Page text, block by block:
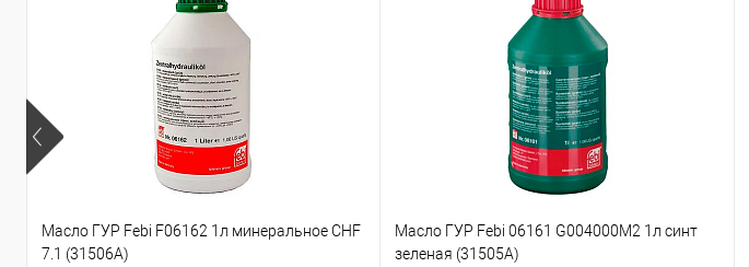
Масло ГУР Febi F06162 1л минеральное CHF
7.1 (31506A)
Масло ГУР Febi 06161 G004000M2 1л синт
зеленая (31505А)